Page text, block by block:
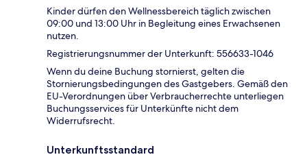
Kinder dürfen den Wellnessbereich täglich zwischen
09:00 und 13:00 Uhr in Begleitung eines Erwachsenen
nutzen.
Registrierungsnummer der Unterkunft: 556633-1046
Wenn du deine Buchung stornierst, gelten die
Stornierungsbedingungen des Gastgebers. Gemäß den
EU-Verordnungen über Verbraucherrechte unterliegen
Buchungsservices für Unterkünfte nicht dem
Widerrufsrecht.
Unterkunftsstandard